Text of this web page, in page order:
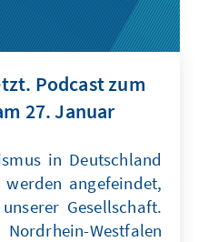
Podcast zum
27. Januar
in Deutschland
angefeindet,
Gesellschaft.
Westfalen